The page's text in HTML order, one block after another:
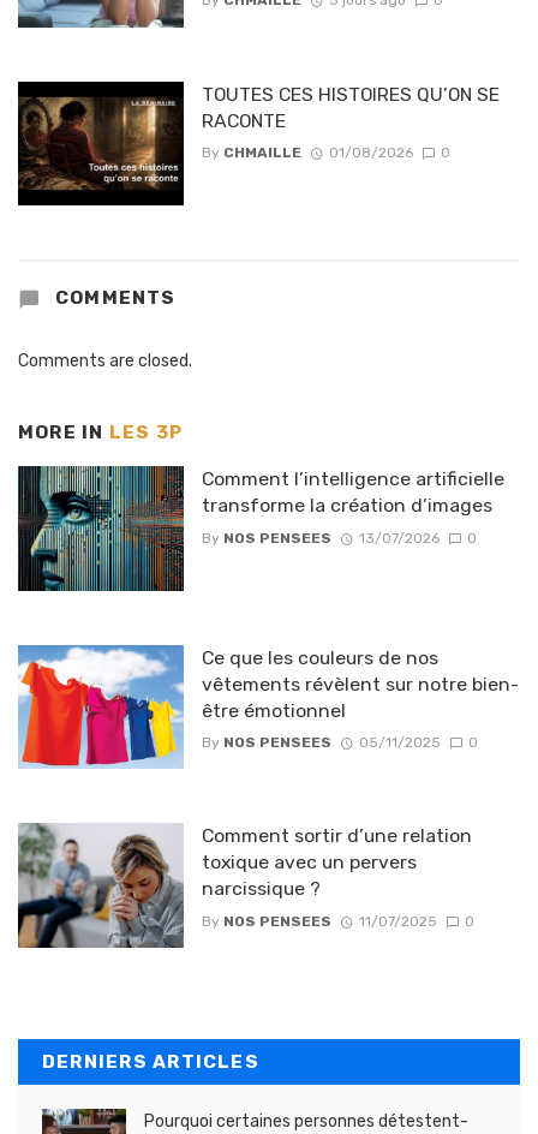
TOUTES CES HISTOIRES QU’ON SE
RACONTE
By CHMAILLE 01/08/2026 0
COMMENTS
Comments are closed.
MORE IN LES 3P
Comment l’intelligence artificielle
transforme la création d’images
By NOS PENSEES 13/07/2026 0
Ce que les couleurs de nos
vêtements révèlent sur notre bien-
être émotionnel
By NOS PENSEES 05/11/2025 0
Comment sortir d’une relation
toxique avec un pervers
narcissique ?
By NOS PENSEES 11/07/2025 0
DERNIERS ARTICLES
Pourquoi certaines personnes détestent-